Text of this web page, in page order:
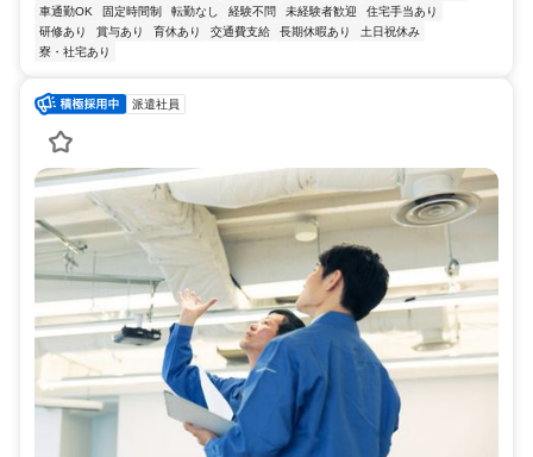
車通勤OK
固定時間制 転勤なし 経験不問 未経験者歓迎
住宅手当あり
研修あり
賞与あり 育休あり 交通費支給 長期休暇あり
土日祝休み
寮・社宅あり
派遣社員